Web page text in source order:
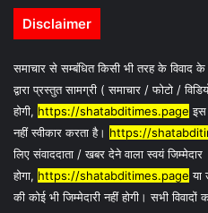
Disclaimer
समाचार से सम्बंधित किसी भी तरह के विवाद
द्वारा प्रस्तुत सामग्री ( समाचार / फोटो /
होगी, https://shatabditimes.page इस
नहीं स्वीकार करता है। https://
लिए संवाददाता / खबर देने वाला स्वयं जिम्मेदार
होगा, https://shatabditimes.page या
की कोई भी जिम्मेदारी नहीं होगी। सभी विवादों